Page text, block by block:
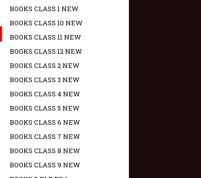
BOOKS CLASS 1 NEW
BOOKS CLASS 10 NEW
BOOKS CLASS 11 NEW
BOOKS CLASS 12 NEW
BOOKS CLASS 2 NEW
BOOKS CLASS 3 NEW
BOOKS CLASS 4 NEW
BOOKS CLASS 5 NEW
BOOKS CLASS 6 NEW
BOOKS CLASS 7 NEW
BOOKS CLASS 8 NEW
BOOKS CLASS 9 NEW